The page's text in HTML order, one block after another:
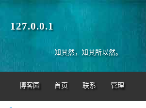
127.0.0.1
知其然，知其所以然。
博客园 首页 联系 管理